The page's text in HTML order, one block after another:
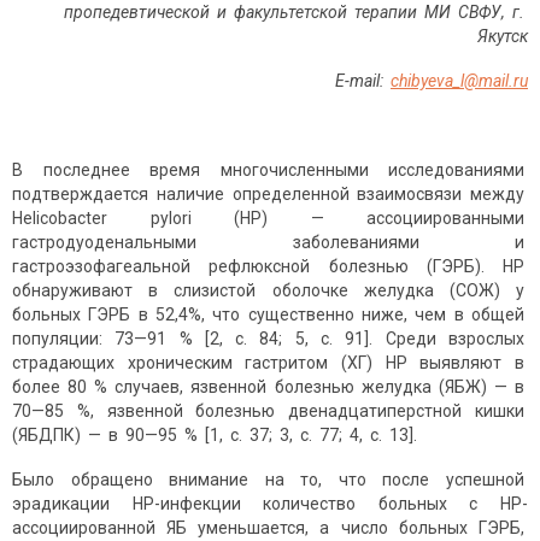
пропедевтической и факультетской терапии МИ СВФУ, г.
Якутск
E-mail: chibyeva l@mail.ru
В последнее время многочисленными исследованиями
подтверждается наличие определенной взаимосвязи между
Helicobacter pylori (HP) — ассоциированными
гастродуоденальными заболеваниями и
гастроэзофагеальной рефлюксной болезнью (ГЭРБ). НP
обнаруживают в слизистой оболочке желудка (СОЖ) у
больных ГЭРБ в 52,4%, что существенно ниже, чем в общей
популяции: 73—91 % [2, с. 84; 5, с. 91]. Среди взрослых
страдающих хроническим гастритом (ХГ) НР выявляют в
более 80 % случаев, язвенной болезнью желудка (ЯБЖ) — в
70—85 %, язвенной болезнью двенадцатиперстной кишки
(ЯБДПК) — в 90—95 % [1, с. 37; 3, с. 77; 4, с. 13].
Было обращено внимание на то, что после успешной
эрадикации НР-инфекции количество больных с НР-
ассоциированной ЯБ уменьшается, а число больных ГЭРБ,